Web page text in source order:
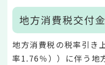
地方消費税交付
地方消費税の税率引
率1.76％））に伴う地